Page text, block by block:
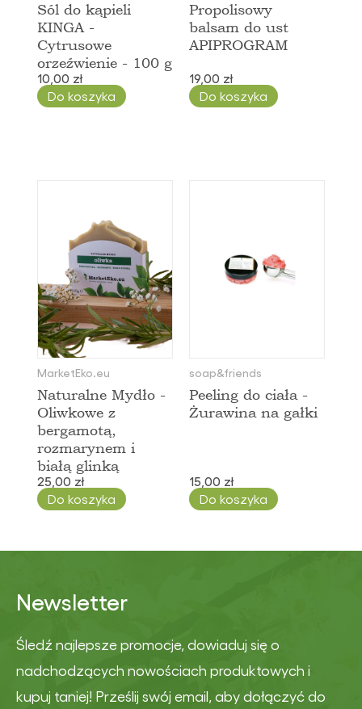
Sól do kąpieli
KINGA -
Cytrusowe
orzeźwienie - 100 g
10,00 zł
Do koszyka
Propolisowy
balsam do ust
APIPROGRAM
19,00 zł
Do koszyka
MarketEko.eu
Naturalne Mydło -
Oliwkowe z
bergamotą,
rozmarynem i
białą glinką
25,00 zł
Do koszyka
soap&friends
Peeling do ciała -
Żurawina na gałki
15,00 zł
Do koszyka
Newsletter
Śledź najlepsze promocje, dowiaduj się o
nadchodzących nowościach produktowych i
kupuj taniej! Prześlij swój email, aby dołączyć do